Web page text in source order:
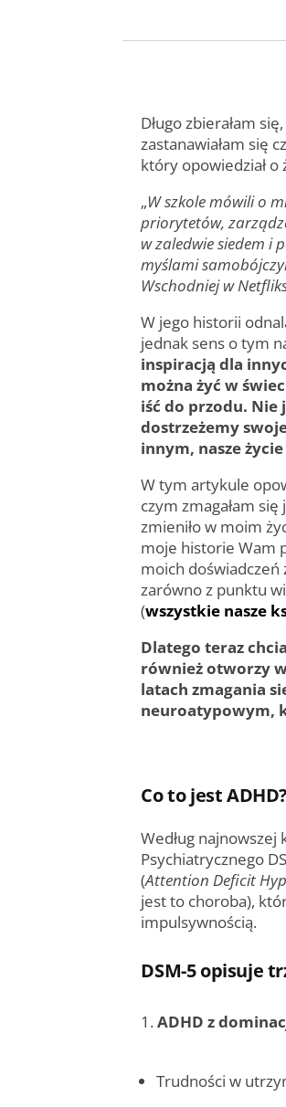
Długo zbierałam
zastanawiałam się
który opowiedział o
„W szkole mówili o
priorytetów,
w zaledwie siedem i
myślami
Wschodniej w
W jego historii
jednak sens o tym
inspiracją dla
można żyć w
iść do przodu. Nie
dostrzeżemy
innym, nasze
W tym artykule
czym zmagałam
zmieniło w moim
moje historie Wam
moich doświadczeń
zarówno z punktu
(wszystkie nasze
Dlatego teraz
również otworzy
latach zmagania
neuroatypowym,
Co to jest ADHD?
Według
Psychiatrycznego
(Attention Deficit
jest to choroba),
impulsywnością.
DSM-5 opisuje
ADHD z
Trudności w